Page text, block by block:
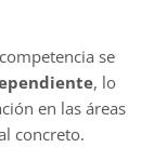
se
, lo
en las áreas
concreto.